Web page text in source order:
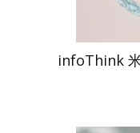
infoThink